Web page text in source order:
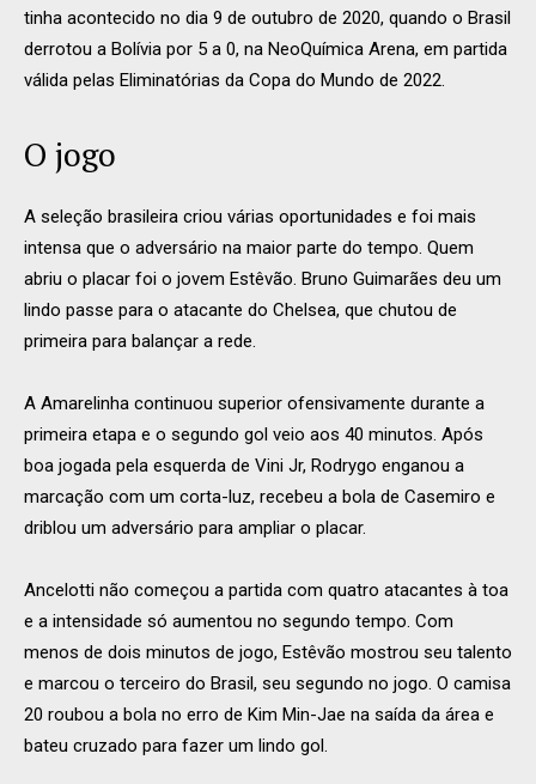
tinha acontecido no dia 9 de outubro de 2020, quando o Brasil
derrotou a Bolívia por 5 a 0, na NeoQuímica Arena, em partida
válida pelas Eliminatórias da Copa do Mundo de 2022.
O jogo
A seleção brasileira criou várias oportunidades e foi mais
intensa que o adversário na maior parte do tempo. Quem
abriu o placar foi o jovem Estêvão. Bruno Guimarães deu um
lindo passe para o atacante do Chelsea, que chutou de
primeira para balançar a rede.
A Amarelinha continuou superior ofensivamente durante a
primeira etapa e o segundo gol veio aos 40 minutos. Após
boa jogada pela esquerda de Vini Jr, Rodrygo enganou a
marcação com um corta-luz, recebeu a bola de Casemiro e
driblou um adversário para ampliar o placar.
Ancelotti não começou a partida com quatro atacantes à toa
e a intensidade só aumentou no segundo tempo. Com
menos de dois minutos de jogo, Estêvão mostrou seu talento
e marcou o terceiro do Brasil, seu segundo no jogo. O camisa
20 roubou a bola no erro de Kim Min-Jae na saída da área e
bateu cruzado para fazer um lindo gol.